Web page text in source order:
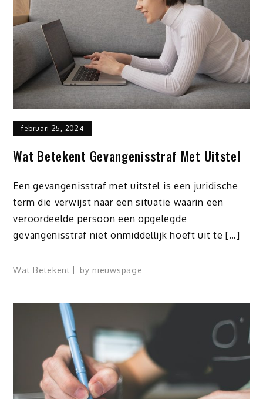
februari 25, 2024
Wat Betekent Gevangenisstraf Met Uitstel
Een gevangenisstraf met uitstel is een juridische
term die verwijst naar een situatie waarin een
veroordeelde persoon een opgelegde
gevangenisstraf niet onmiddellijk hoeft uit te […]
Wat Betekent by nieuwspage